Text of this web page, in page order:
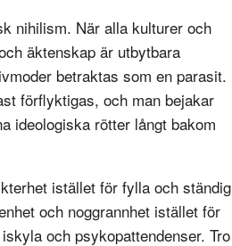
nihilism. När alla kulturer och
äktenskap är utbytbara
betraktas som en parasit.
förflyktigas, och man bejakar
ideologiska rötter långt bakom
istället för fylla och ständig
och noggrannhet istället för
och psykopattendenser. Tro